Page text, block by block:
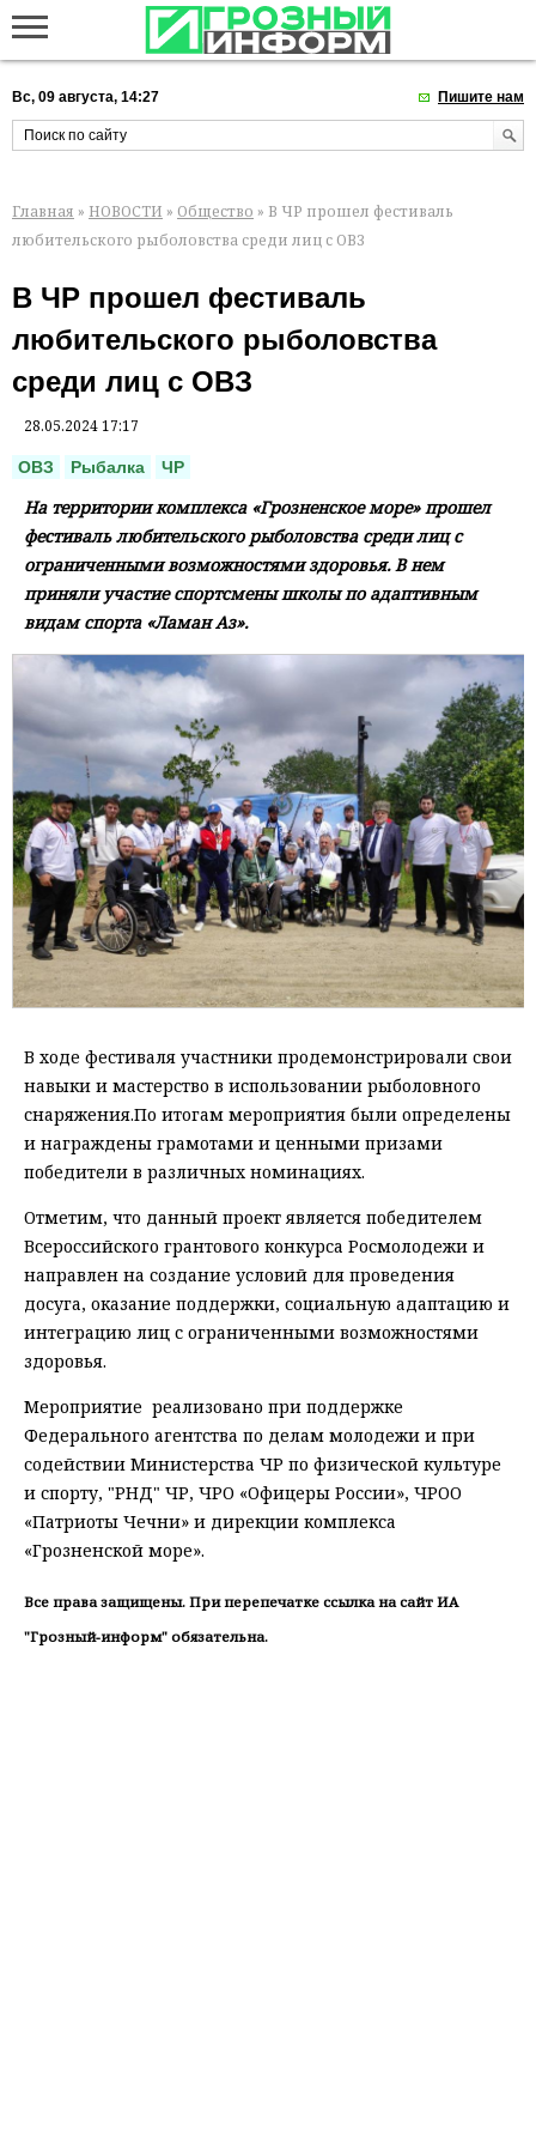
Вс, 09 августа, 14:27 Пишите нам
Главная » НОВОСТИ » Общество » В ЧР прошел фестиваль
любительского рыболовства среди лиц с ОВЗ
В ЧР прошел фестиваль
любительского рыболовства
среди лиц с ОВЗ
28.05.2024 17:17
ОВЗ Рыбалка ЧР
На территории комплекса «Грозненское море» прошел
фестиваль любительского рыболовства среди лиц с
ограниченными возможностями здоровья. В нем
приняли участие спортсмены школы по адаптивным
видам спорта «Ламан Аз».
В ходе фестиваля участники продемонстрировали свои
навыки и мастерство в использовании рыболовного
снаряжения.По итогам мероприятия были определены
и награждены грамотами и ценными призами
победители в различных номинациях.
Отметим, что данный проект является победителем
Всероссийского грантового конкурса Росмолодежи и
направлен на создание условий для проведения
досуга, оказание поддержки, социальную адаптацию и
интеграцию лиц с ограниченными возможностями
здоровья.
Мероприятие реализовано при поддержке
Федерального агентства по делам молодежи и при
содействии Министерства ЧР по физической культуре
и спорту, "РНД" ЧР, ЧРО «Офицеры России», ЧРОО
«Патриоты Чечни» и дирекции комплекса
«Грозненской море».
Все права защищены. При перепечатке ссылка на сайт ИА
"Грозный-информ" обязательна.